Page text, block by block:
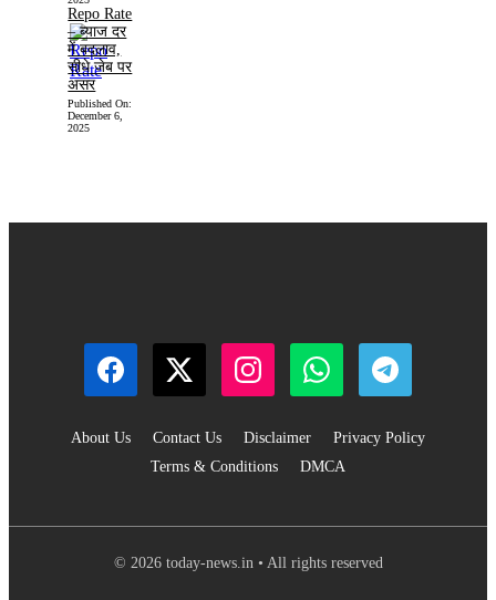
Repo Rate
– ब्याज दर
में बदलाव,
सीधे जेब पर
असर
Published On:
December 6,
2025
About Us Contact Us Disclaimer
Privacy Policy
Terms & Conditions
DMCA
© 2026 today-news.in • All rights reserved